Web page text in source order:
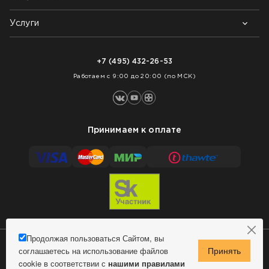
Продолжая пользоваться Сайтом, вы
соглашаетесь на использование файлов
cookie в соответствии с нашими правилами
Контакты
Блог
Возврат товара
Как заказать
Услуги
+7 (495) 432-26-53
Работаем с 9:00 до 20:00 (по МСК)
Принимаем к оплате
© 2009 - 2026 Remontnick.ru.Сделано в MindMachine
Политика конфиденциальности